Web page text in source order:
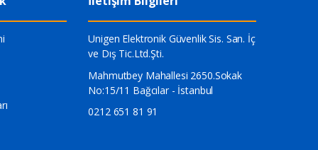
Unigen Elektronik Güvenlik Sis. San. İç
ve Dış Tic.Ltd.Şti.
Mahmutbey Mahallesi 2650.Sokak
No:15/11 Bağcılar - İstanbul
0212 651 81 91